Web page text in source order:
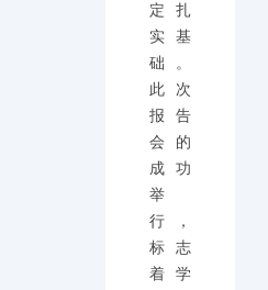
定扎
实基
础。
此次
报告
会的
成功
举
行，
标志
着学